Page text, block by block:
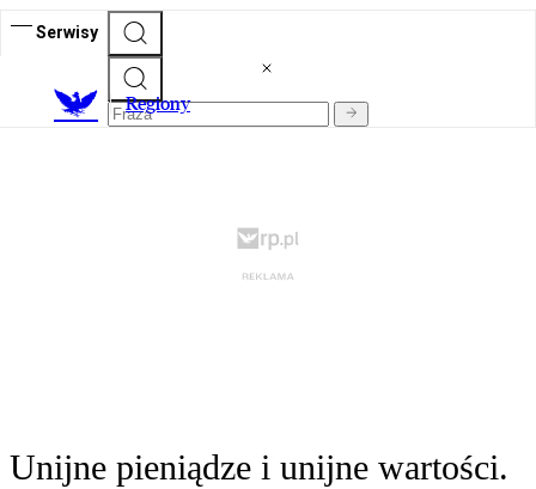
Serwisy
Regiony
Unijne pieniądze i unijne wartości.